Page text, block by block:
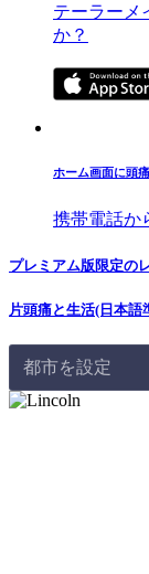
テーラーメ
か？
ホーム画面に頭
携帯電話か
プレミアム版限定の
片頭痛と生活(日本語
都市を設定